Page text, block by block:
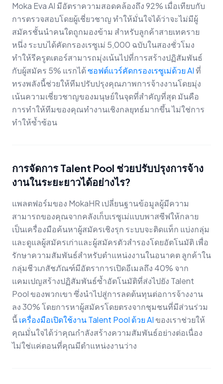
Moka Eva AI มีอัตราความสอดคล้องถึง 92% เมื่อเทียบกับ
การตรวจสอบโดยผู้เชี่ยวชาญ ทำให้มั่นใจได้ว่าจะไม่มีผู้
สมัครชั้นนำคนใดถูกมองข้าม สำหรับลูกค้าสายเทคราย
หนึ่ง ระบบได้คัดกรองเรซูเม่ 5,000 ฉบับในสองชั่วโมง
ทำให้รีครูตเตอร์สามารถมุ่งเน้นไปที่การสร้างปฏิสัมพันธ์
กับผู้สมัคร 5% แรกได้ซอฟต์แวร์คัดกรองเรซูเม่ด้วย AIที่
ทรงพลังนี้ช่วยให้ทีมปรับปรุงคุณภาพการจ้างงานโดยมุ่ง
เน้นความเชี่ยวชาญของมนุษย์ในจุดที่สำคัญที่สุด มันคือ
การทำให้ทีมของคุณทำงานเชิงกลยุทธ์มากขึ้น ไม่ใช่การ
ทำให้ซ้ำซ้อน
การจัดการ Talent Pool ช่วยปรับปรุงการจ้าง
งานในระยะยาวได้อย่างไร?
แพลตฟอร์มของ MokaHR เปลี่ยนฐานข้อมูลผู้มีความ
สามารถของคุณจากคลังเก็บเรซูเม่แบบพาสซีฟให้กลาย
เป็นเครื่องมือค้นหาผู้สมัครเชิงรุก ระบบจะติดแท็ก แบ่งกลุ่ม
และดูแลผู้สมัครเก่าและผู้สมัครตัวสำรองโดยอัตโนมัติ เพื่อ
รักษาความสัมพันธ์สำหรับตำแหน่งงานในอนาคต ลูกค้าใน
กลุ่มชีวเภสัชภัณฑ์มีอัตราการเปิดอีเมลถึง 40% จาก
แคมเปญสร้างปฏิสัมพันธ์ซ้ำอัตโนมัติที่ส่งไปยัง Talent
Pool ของพวกเขา ซึ่งนำไปสู่การลดต้นทุนต่อการจ้างงาน
ลง 30% โดยการหาผู้สมัครโดยตรงจากชุมชนที่มีส่วนร่วม
นี้เครื่องมือเปิดใช้งาน Talent Pool ด้วย AIของเราช่วยให้
คุณมั่นใจได้ว่าคุณกำลังสร้างความสัมพันธ์อย่างต่อเนื่อง
ไม่ใช่แค่ตอนที่คุณมีตำแหน่งงานว่าง